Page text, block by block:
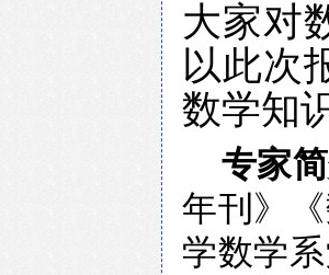
大家对
以此次
数学知
专家
年刊》
学数学